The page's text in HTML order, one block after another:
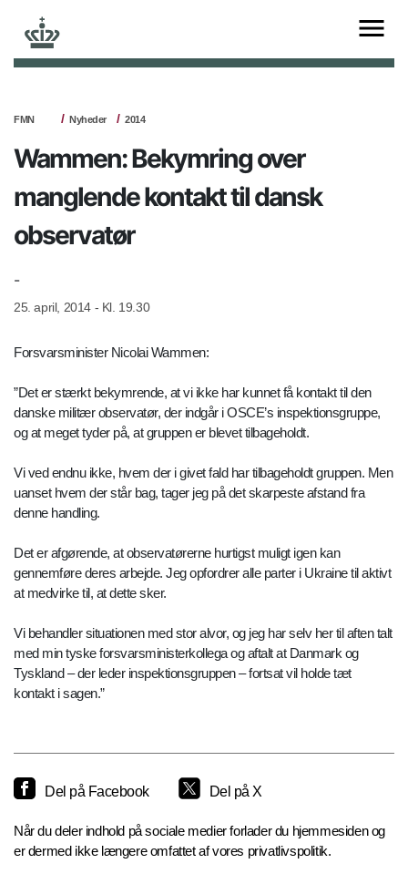
FMN Nyheder 2014
Wammen: Bekymring over
manglende kontakt til dansk
observatør
-
25. april, 2014 - Kl. 19.30
Forsvarsminister Nicolai Wammen:
”Det er stærkt bekymrende, at vi ikke har kunnet få kontakt til den
danske militær observatør, der indgår i OSCE’s inspektionsgruppe,
og at meget tyder på, at gruppen er blevet tilbageholdt.
Vi ved endnu ikke, hvem der i givet fald har tilbageholdt gruppen. Men
uanset hvem der står bag, tager jeg på det skarpeste afstand fra
denne handling.
Det er afgørende, at observatørerne hurtigst muligt igen kan
gennemføre deres arbejde. Jeg opfordrer alle parter i Ukraine til aktivt
at medvirke til, at dette sker.
Vi behandler situationen med stor alvor, og jeg har selv her til aften talt
med min tyske forsvarsministerkollega og aftalt at Danmark og
Tyskland – der leder inspektionsgruppen – fortsat vil holde tæt
kontakt i sagen.”
Del på Facebook Del på X
Når du deler indhold på sociale medier forlader du hjemmesiden og
er dermed ikke længere omfattet af vores privatlivspolitik.